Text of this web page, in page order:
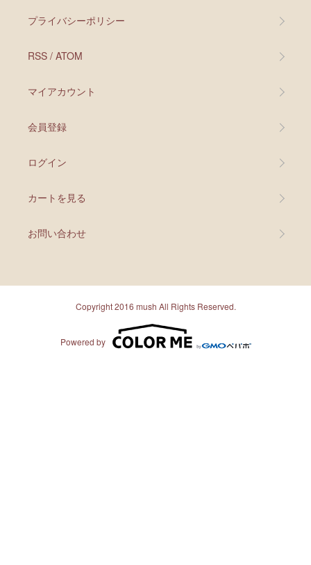
プライバシーポリシー
RSS / ATOM
マイアカウント
会員登録
ログイン
カートを見る
お問い合わせ
Copyright 2016 mush All Rights Reserved.
Powered by